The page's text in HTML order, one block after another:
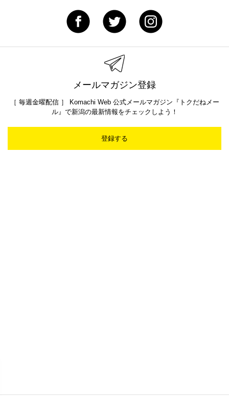
メールマガジン登録
［ 毎週金曜配信 ］ Komachi Web 公式メールマガジン『トクだねメー
ル』で新潟の最新情報をチェックしよう！
登録する